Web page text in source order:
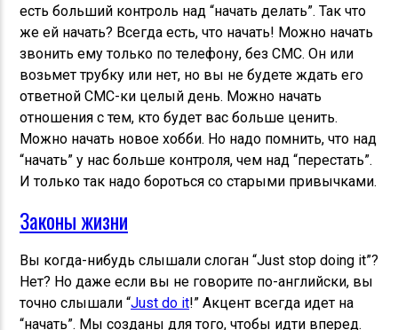
есть больший контроль над “начать делать”. Так что
же ей начать? Всегда есть, что начать! Можно начать
звонить ему только по телефону, без СМС. Он или
возьмет трубку или нет, но вы не будете ждать его
ответной СМС-ки целый день. Можно начать
отношения с тем, кто будет вас больше ценить.
Можно начать новое хобби. Но надо помнить, что над
“начать” у нас больше контроля, чем над “перестать”.
И только так надо бороться со старыми привычками.
Законы жизни
Вы когда-нибудь слышали слоган “Just stop doing it”?
Нет? Но даже если вы не говорите по-английски, вы
точно слышали “Just do it!” Акцент всегда идет на
“начать”. Мы созданы для того, чтобы идти вперед.